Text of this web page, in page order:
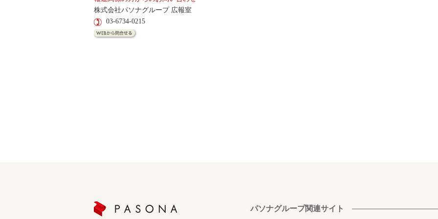
株式会社パソナグループ 広報室
03-6734-0215
パソナグループ関連サイト